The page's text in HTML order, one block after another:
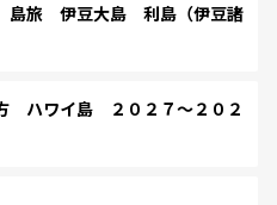
旅 伊豆大島 利島（伊豆諸
ハワイ島 ２０２７～２０２